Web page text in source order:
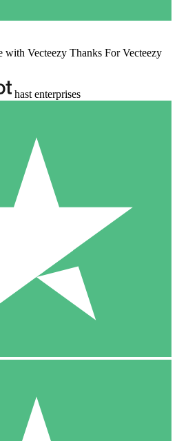
with Vecteezy Thanks For Vecteezy
hast enterprises